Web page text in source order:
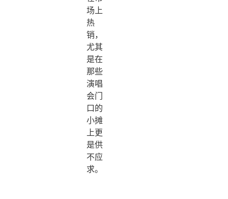
场上
热
销，
尤其
是在
那些
演唱
会门
口的
小摊
上更
是供
不应
求。